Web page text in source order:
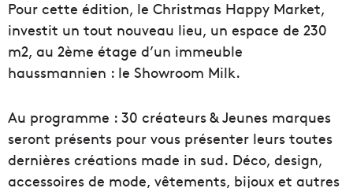
Pour cette édition, le Christmas Happy Market,
investit un tout nouveau lieu, un espace de 230
m2, au 2ème étage d’un immeuble
haussmannien : le Showroom Milk.
Au programme : 30 créateurs & Jeunes marques
seront présents pour vous présenter leurs toutes
dernières créations made in sud. Déco, design,
accessoires de mode, vêtements, bijoux et autres